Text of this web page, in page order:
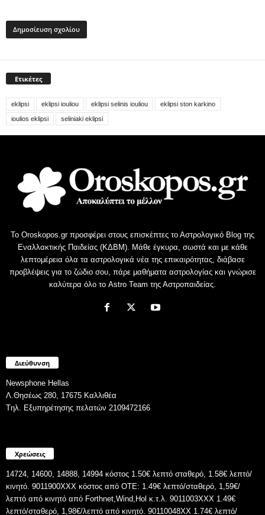
Ετικέτες
eklipsi eklipsi iouliou eklipsi selinis iouliou eklipsi ston karkino
ioulios eklipsi seliniaki eklipsi
Το Oroskopos.gr προσφέρει στους επισκέπτες το Αστρολογικό Blog της
Εναλλακτικής Παιδείας (ΚΔΒΜ). Μάθε έγκυρα, σωστά και με κάθε
λεπτομέρεια όλα τα αστρολογικά νέα της επικαιρότητας, διάβασε
προβλέψεις για το ζώδιο σου, πάρε μαθήματα αστρολογίας και γνώρισε
καλύτερα όλο το Astro Team της Αστροπαιδείας.
Διεύθυνση
Newsphone Hellas
Λ.Θησέως 280, 17675 Καλλιθέα
Tηλ. Εξυπηρέτησης πελατών 2109472166
Χρεώσεις
14724, 14600, 14888, 14994 κόστος 1.50€ λεπτό σταθερό, 1.58€ λεπτό/
κινητό. 9011900ΧΧΧ κόστος από ΟΤΕ: 1.49€ λεπτό/σταθερό, 1,59€/
λεπτό από κινητό από Forthnet,Wind,Hol κ.τ.λ. 9011003XXX 1.49€
λεπτό/σταθερό, 1,98€/λεπτό από κινητό. 90110048XX 1.74€ λεπτό/